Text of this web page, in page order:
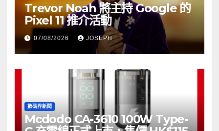
Trevor Noah 將主持 Google 的
Pixel 11 推介活動
07/08/2026 JOSEPH
數碼界新聞
Mcdodo CA-3610 100W Type-